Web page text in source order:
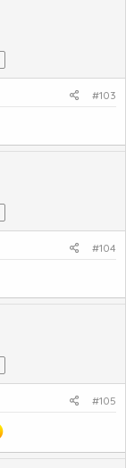
#103
#104
#105